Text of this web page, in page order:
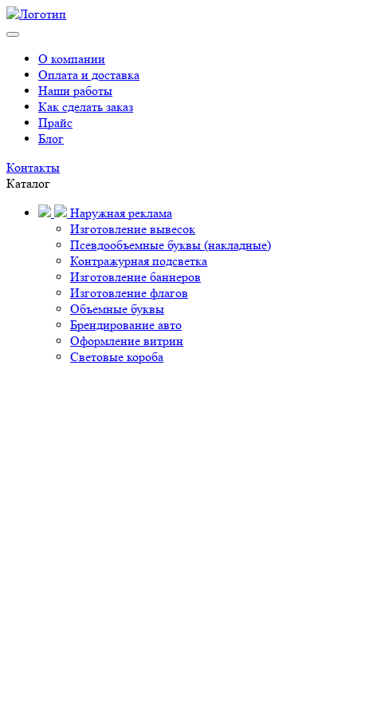
О компании
Оплата и доставка
Наши работы
Как сделать заказ
Прайс
Блог
Контакты
Каталог
Наружная реклама
Изготовление вывесок
Псевдообъемные буквы (накладные)
Контражурная подсветка
Изготовление баннеров
Изготовление флагов
Объемные буквы
Брендирование авто
Оформление витрин
Световые короба